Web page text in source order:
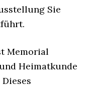
Sie
Memorial
Heimatkunde